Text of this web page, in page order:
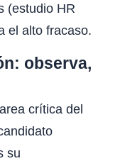
(estudio HR
el alto fracaso.
observa,
crítica del
su